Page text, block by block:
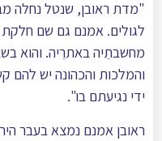
"מדת ראובן, שנטל נחלה
לגולים. אמנם גם שם חלקת
מחשבתֵיה באתרֵיה. והוא
והמלכות והכהונה יש להם
ידי נגיעתם בו".
ראובן אמנם נמצא בעבר